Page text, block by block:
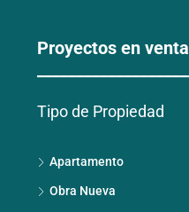
Proyectos en venta
Tipo de Propiedad
Apartamento
Obra Nueva